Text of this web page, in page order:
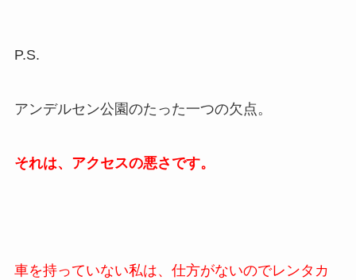
P.S.
アンデルセン公園のたった一つの欠点。
それは、アクセスの悪さです。
車を持っていない私は、仕方がないのでレンタカ